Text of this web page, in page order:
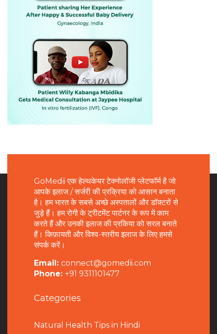
GoMedii एक हेल्थकेयर टेक्नोलॉजी प्लेटफॉर्म है जो
आपके इलाज / सर्जरी की प्रक्रिया को आसान बनाता
है। हम भारत के सबसे अच्छे अस्पतालों और डॉक्टरों से
जुड़े हैं। हम रोगी के ट्रीटमेंट पार्टनर के रूप में काम
करते हैं और उनकी इलाज की प्रकिया को सरल बनाते
हैं। किफ़ायती और विश्व-स्तरीय इलाज के लिए हमसे
संपर्क करें।
Email: connect@gomedii.com
Phone: +91 9311101477
Categories
Natural Health Tips in Hindi